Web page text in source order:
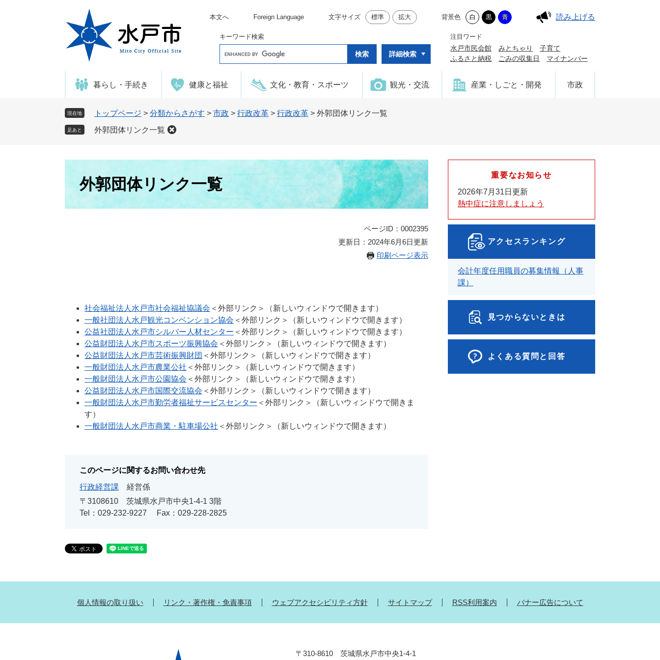
本文へ Foreign Language 文字サイズ 標準 拡大 背景色 白 黒 青 読み上げる
キーワード検索
o
e
タ
ム
詳細検索
注目ワード
水戸市民会館 みとちゃり
子育て
ふるさと納税
ごみの収集日 マイナンバー
暮らし・手続き 健康と福祉 文化・教育・スポーツ 観光・交流 産業・しごと・開発 市政
現在地 トップページ > 分類からさがす > 市政 > 行政改革 > 行政改革 > 外郭団体リンク一覧
足あと 外郭団体リンク一覧
外郭団体リンク一覧
ページID：0002395
更新日：2024年6月6日更新
印刷ページ表示
社会福祉法人水戸市社会福祉協議会 ＜外部リンク＞
（新しいウィンドウで開きます）
一般社団法人水戸観光コンベンション協会 ＜外部リンク＞
（新しいウィンドウで開きます）
公益社団法人水戸市シルバー人材センター ＜外部リンク＞
（新しいウィンドウで開きます）
公益財団法人水戸市スポーツ振興協会 ＜外部リンク＞
（新しいウィンドウで開きます）
公益財団法人水戸市芸術振興財団 ＜外部リンク＞
（新しいウィンドウで開きます）
一般財団法人水戸市農業公社 ＜外部リンク＞
（新しいウィンドウで開きます）
一般財団法人水戸市公園協会 ＜外部リンク＞
（新しいウィンドウで開きます）
公益財団法人水戸市国際交流協会 ＜外部リンク＞
（新しいウィンドウで開きます）
一般財団法人水戸市勤労者福祉サービスセンター ＜外部リンク＞
（新しいウィンドウで開きま
す）
一般財団法人水戸市商業・駐車場公社 ＜外部リンク＞ （新しいウィンドウで開きます）
このページに関するお問い合わせ先
行政経営課
経営係
〒3108610
茨城県水戸市中央1-4-1 3階
Tel：029-232-9227
Fax：029-228-2825
重要なお知らせ
2026年7月31日更新
熱中症に注意しましょう
アクセスランキング
会計年度任用職員の募集情報（人事
課）
見つからないときは
よくある質問と回答
個人情報の取り扱い リンク・著作権・免責事項 ウェブアクセシビリティ方針 サイトマップ RSS利用案内 バナー広告について
〒310-8610 茨城県水戸市中央1-4-1